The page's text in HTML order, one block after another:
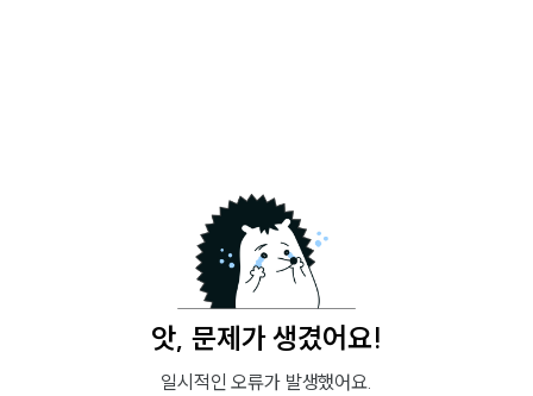
앗, 문제가 생겼어요!
일시적인 오류가 발생했어요.